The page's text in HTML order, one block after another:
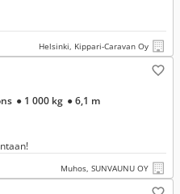
Helsinki, Kippari-Caravan Oy
● 1 000 kg ● 6,1 m
Muhos, SUNVAUNU OY